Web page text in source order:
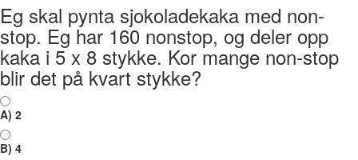
Eg skal pynta sjokoladekaka med non-
stop. Eg har 160 nonstop, og deler opp
kaka i 5 x 8 stykke. Kor mange non-stop
blir det på kvart stykke?
A) 2
B) 4